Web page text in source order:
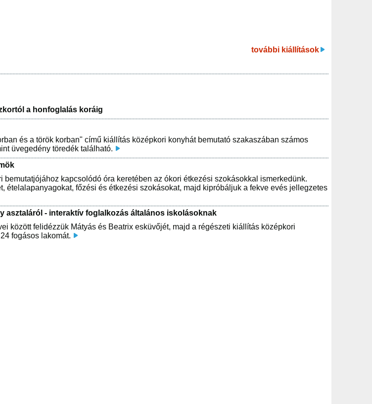
további kiállítások
a honfoglalás koráig
és a török korban" című kiállítás középkori konyhát bemutató szakaszában számos
üvegedény töredék található.
bemutatjójához kapcsolódó óra keretében az ókori étkezési szokásokkal ismerkedünk.
ételalapanyagokat, főzési és étkezési szokásokat, majd kipróbáljuk a fekve evés jellegzetes
asztaláról - interaktív foglalkozás általános iskolásoknak
között felidézzük Mátyás és Beatrix esküvőjét, majd a régészeti kiállítás középkori
fogásos lakomát.